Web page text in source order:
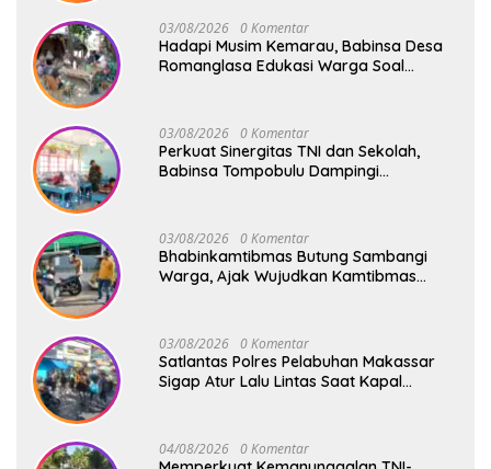
03/08/2026 0 Komentar
Hadapi Musim Kemarau, Babinsa Desa
Romanglasa Edukasi Warga Soal
03/08/2026 0 Komentar
Perkuat Sinergitas TNI dan Sekolah,
Babinsa Tompobulu Dampingi
03/08/2026 0 Komentar
Bhabinkamtibmas Butung Sambangi
Warga, Ajak Wujudkan Kamtibmas
03/08/2026 0 Komentar
Satlantas Polres Pelabuhan Makassar
Sigap Atur Lalu Lintas Saat Kapal
04/08/2026 0 Komentar